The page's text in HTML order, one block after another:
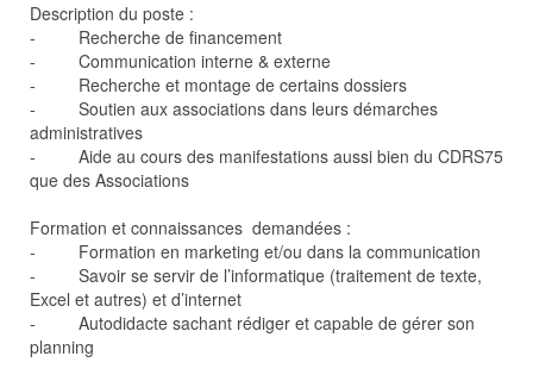
Description du poste :
- Recherche de financement
- Communication interne & externe
- Recherche et montage de certains dossiers
- Soutien aux associations dans leurs démarches
administratives
- Aide au cours des manifestations aussi bien du CDRS75
que des Associations
Formation et connaissances demandées :
- Formation en marketing et/ou dans la communication
- Savoir se servir de l’informatique (traitement de texte,
Excel et autres) et d’internet
- Autodidacte sachant rédiger et capable de gérer son
planning